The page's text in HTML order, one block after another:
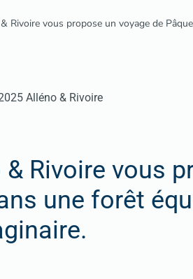
Rivoire vous propose un voyage de
Rivoire vous
une forêt